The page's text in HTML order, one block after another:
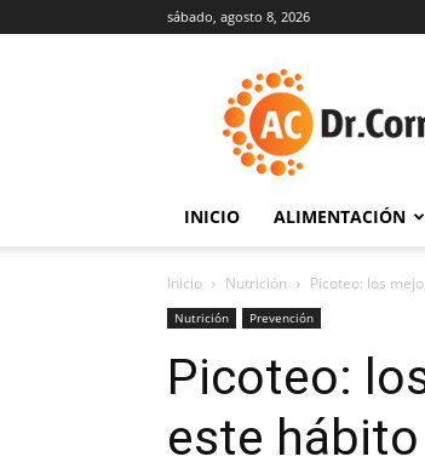
sábado, agosto 8, 2026
INICIO ALIMENTACIÓN
Inicio Nutrición Picoteo: los
Nutrición Prevención
Picoteo:
este